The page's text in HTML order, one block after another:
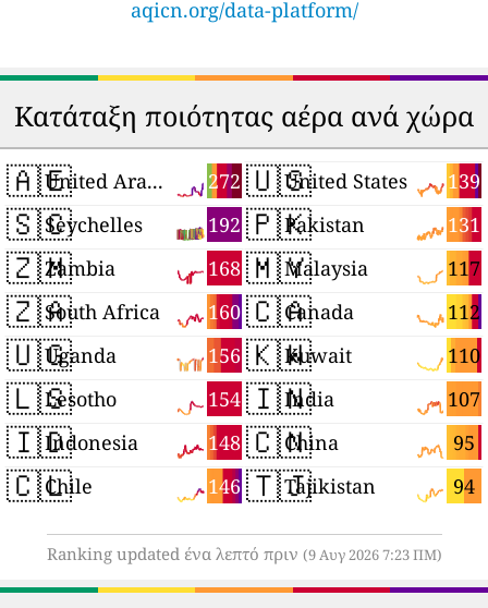
aqicn.org/data-platform/
Κατάταξη ποιότητας αέρα ανά χώρα
🇦🇪 272
United Arab Emirates
🇸🇨 192
Seychelles
🇿🇲 168
Zambia
🇿🇦 160
South Africa
🇺🇬 156
Uganda
🇱🇸 154
Lesotho
🇮🇩 148
Indonesia
🇨🇱 146
Chile
🇺🇸 139
United States
🇵🇰 131
Pakistan
🇲🇾 117
Malaysia
🇨🇦 112
Canada
🇰🇼 110
Kuwait
🇮🇳 107
India
🇨🇳 95
China
🇹🇯 94
Tajikistan
Ranking updated ένα λεπτό πριν (9 Αυγ 2026 7:23 ΠΜ)